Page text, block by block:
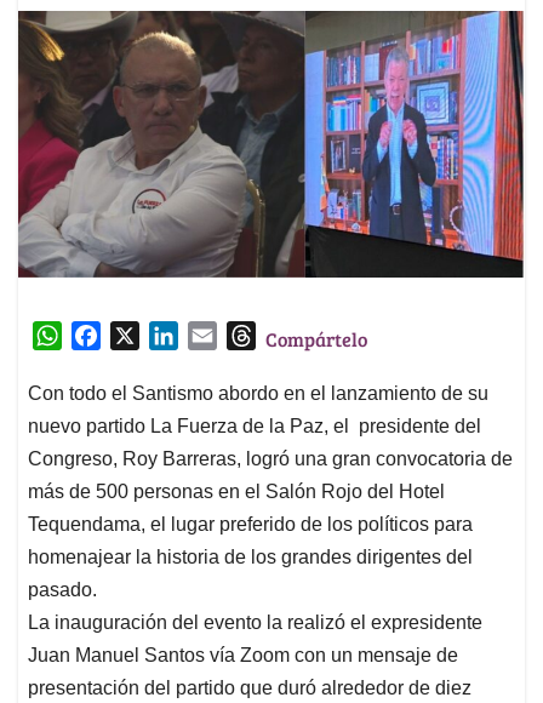
W
a
t
s
p
c
e
b
o
k
n
k
e
n
a
i
l
T
r
e
a
d
Compártelo
Con todo el Santismo abordo en el lanzamiento de su
nuevo partido La Fuerza de la Paz, el presidente del
Congreso, Roy Barreras, logró una gran convocatoria de
más de 500 personas en el Salón Rojo del Hotel
Tequendama, el lugar preferido de los políticos para
homenajear la historia de los grandes dirigentes del
pasado.
La inauguración del evento la realizó el expresidente
Juan Manuel Santos vía Zoom con un mensaje de
presentación del partido que duró alrededor de diez